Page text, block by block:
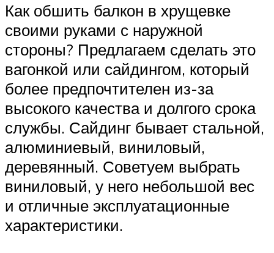
Как обшить балкон в хрущевке
своими руками с наружной
стороны? Предлагаем сделать это
вагонкой или сайдингом, который
более предпочтителен из-за
высокого качества и долгого срока
службы. Сайдинг бывает стальной,
алюминиевый, виниловый,
деревянный. Советуем выбрать
виниловый, у него небольшой вес
и отличные эксплуатационные
характеристики.